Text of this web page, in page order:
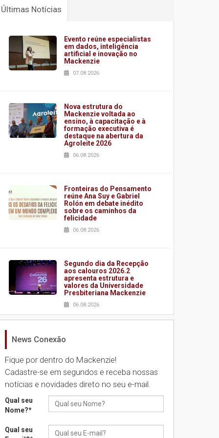
Últimas Notícias
Evento reúne especialistas
em dados, inteligência
artificial e inovação no
Mackenzie
07.08.2026
Nova estrutura do
Mackenzie voltada ao
ensino, à capacitação e à
formação executiva é
destaque na abertura da
Agroleite 2026
06.08.2026
Fronteiras do Pensamento
reúne Ana Suy e Gabriel
Rolón em debate inédito
sobre os caminhos da
felicidade
06.08.2026
Segundo dia da Recepção
aos calouros 2026.2
apresenta estrutura e
valores da Universidade
Presbiteriana Mackenzie
06.08.2026
Nova apresentação do
brasileira
05.08.2026
Universidade Mackenzie
realizará nova edição da
05.08.2026
News Conexão
Fique por dentro do Mackenzie!
Cadastre-se em segundos e receba nossas
notícias e novidades direto no seu e-mail.
Qual seu
Nome?*
Qual seu